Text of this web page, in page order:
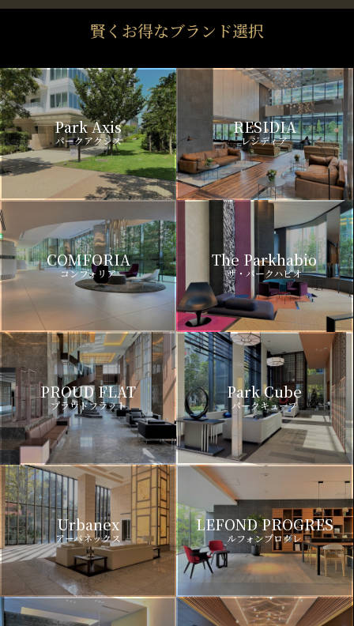
賢くお得なブランド選択
Park Axis
パークアクシス
RESIDIA
レジディア
COMFORIA
コンフォリア
The Parkhabio
ザ・パークハビオ
PROUD FLAT
プラウドフラット
Park Cube
パークキューブ
Urbanex
アーバネックス
LEFOND PROGRES
ルフォンプログレ